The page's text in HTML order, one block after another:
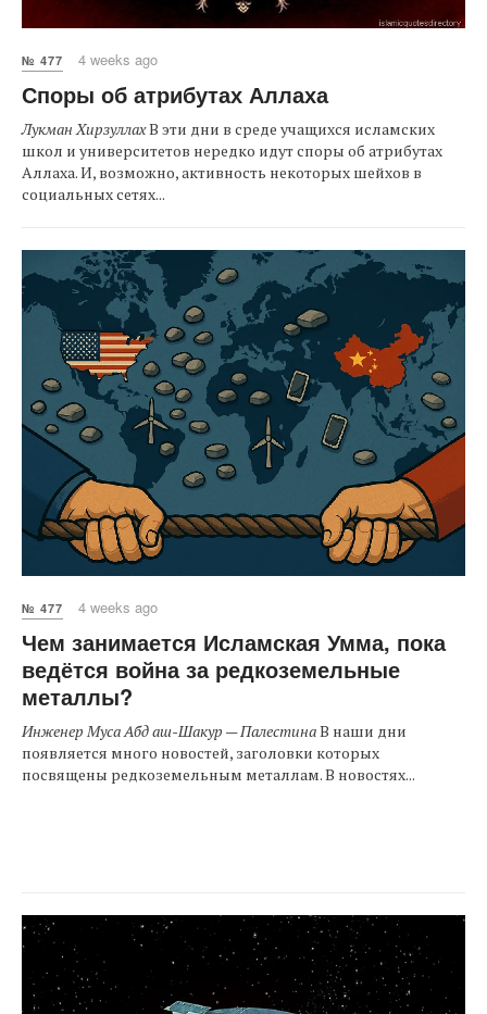
№ 477 4 weeks ago
Споры об атрибутах Аллаха
Лукман ХирзуллахВ эти дни в среде учащихся исламских
школ и университетов нередко идут споры об атрибутах
Аллаха. И, возможно, активность некоторых шейхов в
социальных сетях...
№ 477 4 weeks ago
Чем занимается Исламская Умма, пока
ведётся война за редкоземельные
металлы?
Инженер Муса Абд аш-Шакур — ПалестинаВ наши дни
появляется много новостей, заголовки которых
посвящены редкоземельным металлам. В новостях...